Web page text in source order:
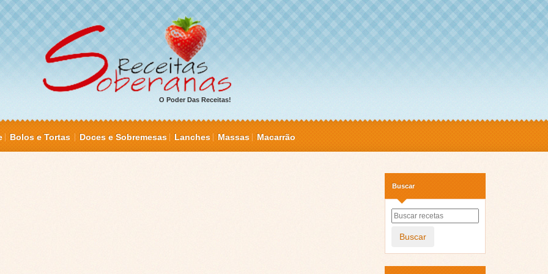
O Poder Das Receitas!
Bolos e Tortas Doces e Sobremesas Lanches Massas Macarrão
Buscar
Buscar